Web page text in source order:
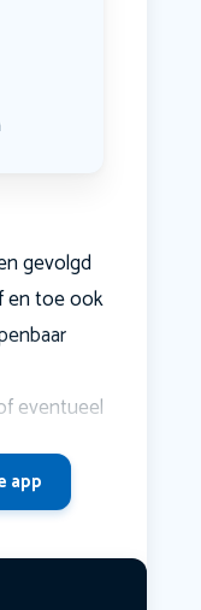
gevolgd
en toe ook
eventueel
app